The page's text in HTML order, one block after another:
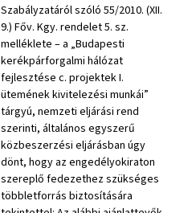
Szabályzatáról szóló 55/2010. (XII.
9.) Főv. Kgy. rendelet 5. sz.
melléklete – a „Budapesti
kerékpárforgalmi hálózat
fejlesztése c. projektek I.
ütemének kivitelezési munkái”
tárgyú, nemzeti eljárási rend
szerinti, általános egyszerű
közbeszerzési eljárásban úgy
dönt, hogy az engedélyokiraton
szereplő fedezethez szükséges
többletforrás biztosítására